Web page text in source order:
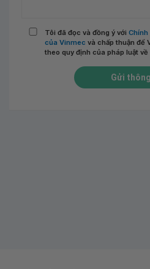
Tôi đã đọc và đồng ý với Chính
của Vinmec và chấp thuận để
theo quy định của pháp luật về
Gửi